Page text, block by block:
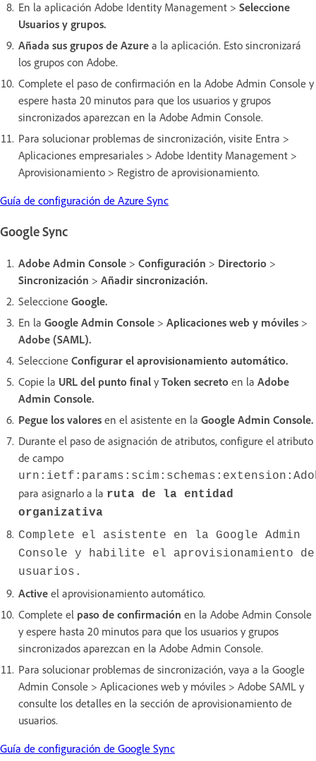
En la aplicación Adobe Identity Management > Seleccione
Usuarios y grupos.
Añada sus grupos de Azure a la aplicación. Esto sincronizará
los grupos con Adobe.
Complete el paso de confirmación en la Adobe Admin Console y
espere hasta 20 minutos para que los usuarios y grupos
sincronizados aparezcan en la Adobe Admin Console.
Para solucionar problemas de sincronización, visite Entra >
Aplicaciones empresariales > Adobe Identity Management >
Aprovisionamiento > Registro de aprovisionamiento.
Guía de configuración de Azure Sync
Google Sync
Adobe Admin Console > Configuración > Directorio >
Sincronización > Añadir sincronización.
Seleccione Google.
En la Google Admin Console > Aplicaciones web y móviles >
Adobe (SAML).
Seleccione Configurar el aprovisionamiento automático.
Copie la URL del punto final y Token secreto en la Adobe
Admin Console.
Pegue los valores en el asistente en la Google Admin Console.
Durante el paso de asignación de atributos, configure el atributo
de campo
para asignarlo a la ruta de la entidad
organizativa
Complete el asistente en la Google Admin
Console y habilite el aprovisionamiento de
usuarios.
Active el aprovisionamiento automático.
Complete el paso de confirmación en la Adobe Admin Console
y espere hasta 20 minutos para que los usuarios y grupos
sincronizados aparezcan en la Adobe Admin Console.
Para solucionar problemas de sincronización, vaya a la Google
Admin Console > Aplicaciones web y móviles > Adobe SAML y
consulte los detalles en la sección de aprovisionamiento de
usuarios.
Guía de configuración de Google Sync